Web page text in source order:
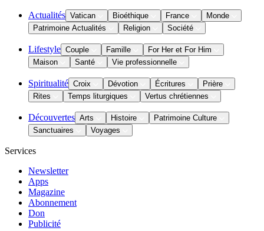
Actualités Vatican Bioéthique France
Monde
Patrimoine Actualités
Religion Société
Lifestyle Couple Famille
For Her et For Him
Maison
Santé Vie professionnelle
Spiritualité Croix Dévotion Écritures
Prière
Rites
Temps liturgiques Vertus chrétiennes
Découvertes Arts Histoire
Patrimoine Culture
Sanctuaires
Voyages
Services
Newsletter
Apps
Magazine
Abonnement
Don
Publicité